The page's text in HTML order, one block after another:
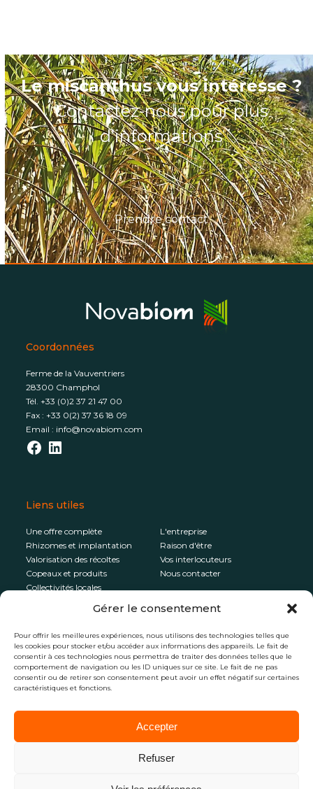
Gérer le consentement
Pour offrir les meilleures expériences, nous utilisons des technologies telles que
les cookies pour stocker et/ou accéder aux informations des appareils. Le fait de
consentir à ces technologies nous permettra de traiter des données telles que le
comportement de navigation ou les ID uniques sur ce site. Le fait de ne pas
consentir ou de retirer son consentement peut avoir un effet négatif sur certaines
caractéristiques et fonctions.
Accepter
Refuser
Le miscanthus vous intéresse ?
Contactez-nous pour plus
d’informations
Prendre contact
Coordonnées
Ferme de la Vauventriers
28300 Champhol
Tél. +33 (0)2 37 21 47 00
Fax : +33 0(2) 37 36 18 09
Email : info@novabiom.com
Facebook
LinkedIn
Liens utiles
Une offre complète
Rhizomes et implantation
Valorisation des récoltes
Copeaux et produits
Collectivités locales
L'entreprise
Raison d'être
Vos interlocuteurs
Nous contacter
Pour recevoir les dernières news de
Novabiom, inscrivez-vous à la newsletter
autorisez Novabiom à vous envoyer des mails